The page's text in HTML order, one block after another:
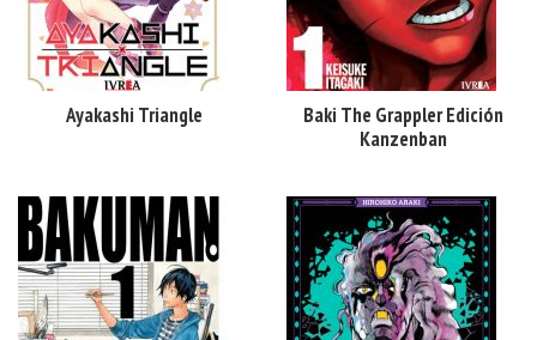
Ayakashi Triangle
Baki The Grappler Edición
Kanzenban